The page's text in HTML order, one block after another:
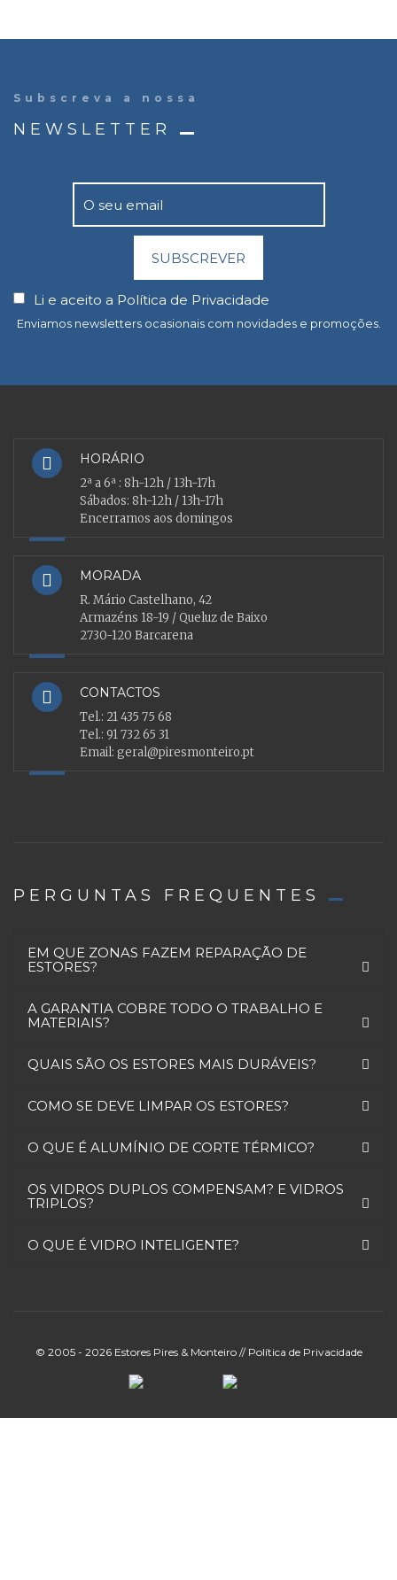
Subscreva a nossa
NEWSLETTER
SUBSCREVER
Li e aceito a Política de Privacidade
Enviamos newsletters ocasionais com novidades e promoções.
HORÁRIO
2ª a 6ª : 8h-12h / 13h-17h
Sábados: 8h-12h / 13h-17h
Encerramos aos domingos
MORADA
R. Mário Castelhano, 42
Armazéns 18-19 / Queluz de Baixo
2730-120 Barcarena
CONTACTOS
Tel.: 21 435 75 68
Tel.: 91 732 65 31
Email: geral@piresmonteiro.pt
PERGUNTAS FREQUENTES
EM QUE ZONAS FAZEM REPARAÇÃO DE
ESTORES?
A GARANTIA COBRE TODO O TRABALHO E
MATERIAIS?
QUAIS SÃO OS ESTORES MAIS DURÁVEIS?
COMO SE DEVE LIMPAR OS ESTORES?
O QUE É ALUMÍNIO DE CORTE TÉRMICO?
OS VIDROS DUPLOS COMPENSAM? E VIDROS
TRIPLOS?
O QUE É VIDRO INTELIGENTE?
© 2005 - 2026 Estores Pires & Monteiro // Política de Privacidade